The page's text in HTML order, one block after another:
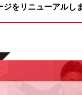
ジをリニューアルし